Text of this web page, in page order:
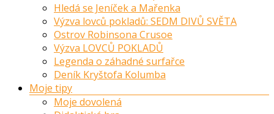
Hledá se Jeníček a Mařenka
Výzva lovců pokladů: SEDM DIVŮ SVĚTA
Ostrov Robinsona Crusoe
Výzva LOVCŮ POKLADŮ
Legenda o záhadné surfařce
Deník Kryštofa Kolumba
Moje tipy
Moje dovolená